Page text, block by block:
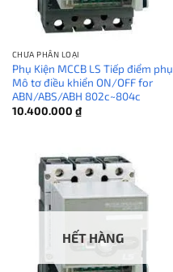
CHƯA PHÂN LOẠI
Phụ Kiện MCCB LS Tiếp điểm phụ
Mô tơ điều khiển ON/OFF for
ABN/ABS/ABH 802c~804c
10.400.000 ₫
HẾT HÀNG